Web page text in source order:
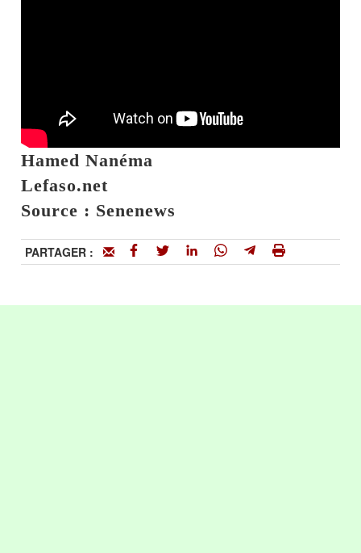
Hamed Nanéma
Lefaso.net
Source : Senenews
PARTAGER :